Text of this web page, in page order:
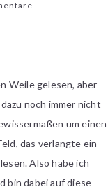
Weile gelesen, aber
noch immer nicht
um einen
das verlangte ein
Also habe ich
bin dabei auf diese